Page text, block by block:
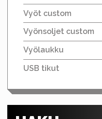
Vyöt custom
Vyönsoljet custom
Vyölaukku
USB tikut